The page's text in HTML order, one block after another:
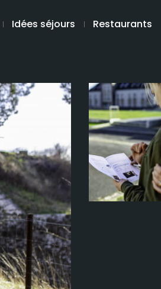
Idées séjours Restaurants